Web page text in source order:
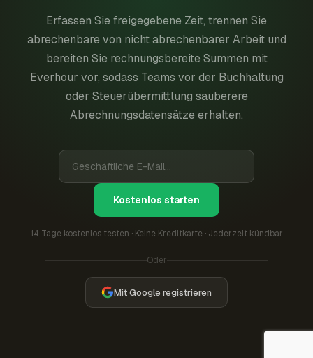
Erfassen Sie freigegebene Zeit, trennen Sie
abrechenbare von nicht abrechenbarer Arbeit und
bereiten Sie rechnungsbereite Summen mit
Everhour vor, sodass Teams vor der Buchhaltung
oder Steuerübermittlung sauberere
Abrechnungsdatensätze erhalten.
Kostenlos starten
14 Tage kostenlos testen · Keine Kreditkarte · Jederzeit kündbar
Oder
Mit Google registrieren